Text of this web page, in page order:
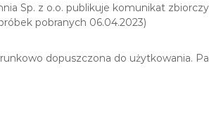
Sp. z o.o. publikuje komunikat
pobranych 06.04.2023)
dopuszczona do użytkowania.